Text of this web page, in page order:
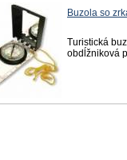
Buzola so
Turistická
obdĺžniková